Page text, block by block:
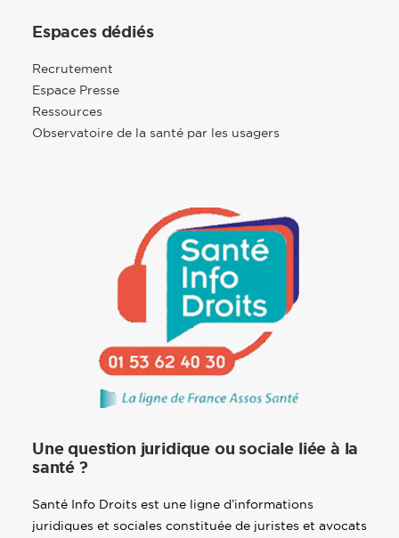
Espaces dédiés
Recrutement
Espace Presse
Ressources
Observatoire de la santé par les usagers
Une question juridique ou sociale liée à la
santé ?
Santé Info Droits est une ligne d’informations
juridiques et sociales constituée de juristes et avocats